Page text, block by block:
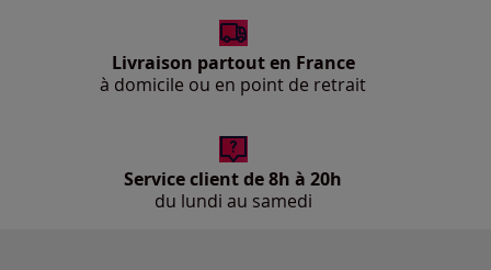
Livraison partout en France
à domicile ou en point de retrait
Service client de 8h à 20h
du lundi au samedi